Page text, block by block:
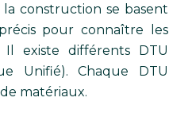
la construction se basent
pour connaître les
Il existe différents DTU
Unifié). Chaque DTU
matériaux.